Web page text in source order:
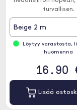
turvallisen.
Beige 2 m
Löytyy varastosta,
huomenna
16.90
Lisää